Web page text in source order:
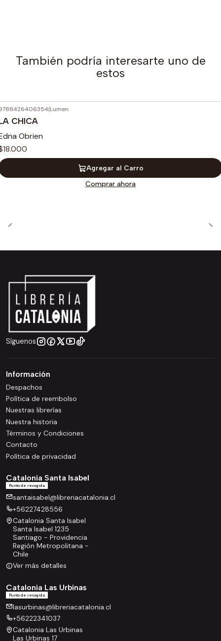
También podría interesarte uno de
estos
|Lumen
CHICA
Obrien
Agregar al Carro
Comprar ahora
Síguenos
Información
Despachos
Política de reembolso
Nuestras librerías
Nuestra historia
Términos y Condiciones
Contacto
Política de privacidad
Catalonia Santa Isabel
Punto de recogida
santaisabel@libreriacatalonia.cl
+56227428556
Catalonia Santa Isabel
Santa Isabel 1235
Santiago - Providencia
Región Metropolitana -
Chile
Ver más detalles
Catalonia Las Urbinas
Punto de recogida
lasurbinas@libreriacatalonia.cl
+56222341037
Catalonia Las Urbinas
Las Urbinas 17